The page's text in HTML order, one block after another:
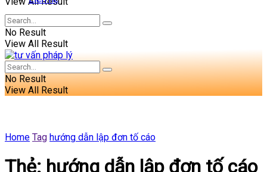
No Result
View All Result
No Result
View All Result
Home Tag hướng dẫn lập đơn tố cáo
Thẻ: hướng dẫn lập đơn tố cáo